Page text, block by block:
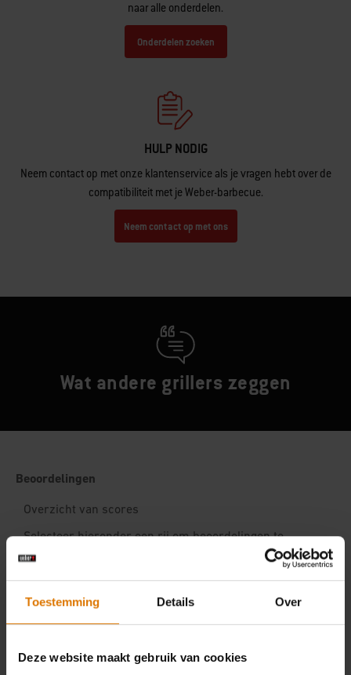
Toestemming Details Over
Deze website maakt gebruik van cookies
naar alle onderdelen.
Onderdelen zoeken
HULP NODIG
Neem contact op met onze klantenservice als je vragen hebt over de
compatibiliteit met je Weber-barbecue.
Neem contact op met ons
Wat andere grillers zeggen